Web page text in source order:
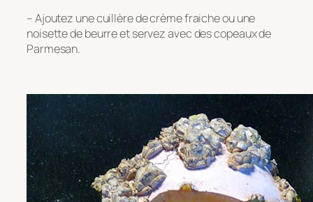
– Ajoutez une cuillère de crème fraiche ou une
noisette de beurre et servez avec des copeaux de
Parmesan.